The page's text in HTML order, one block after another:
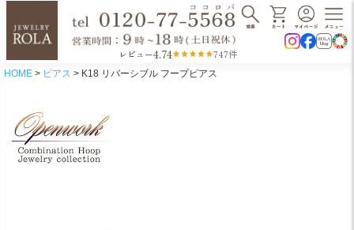
レビュー4.74 747件
HOME ピアス K18 リバーシブル フープピアス